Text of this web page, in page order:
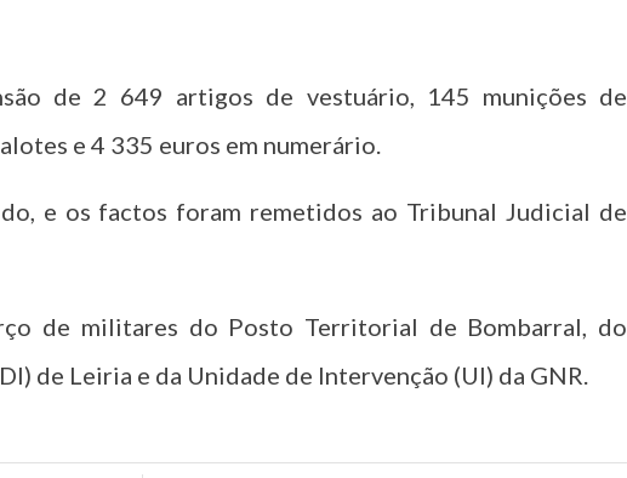
de 2 649 artigos de vestuário, 145 munições de
e 4 335 euros em numerário.
e os factos foram remetidos ao Tribunal Judicial de
de militares do Posto Territorial de Bombarral, do
de Leiria e da Unidade de Intervenção (UI) da GNR.